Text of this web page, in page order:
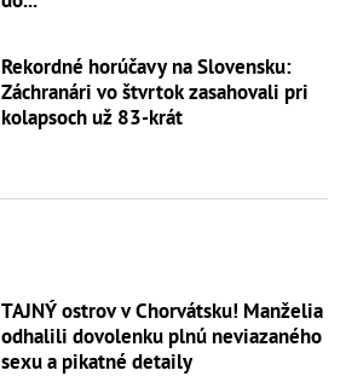
Rekordné horúčavy na Slovensku:
Záchranári vo štvrtok zasahovali pri
kolapsoch už 83-krát
TAJNÝ ostrov v Chorvátsku! Manželia
odhalili dovolenku plnú neviazaného
sexu a pikatné detaily